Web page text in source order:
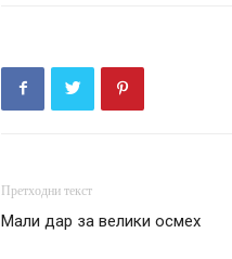
Претходни текст
Мали дар за велики осмех